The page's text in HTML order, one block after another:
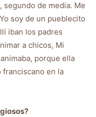
segundo de media. Me
soy de un pueblecito
iban los padres
a chicos, Mi
porque ella
franciscano en la